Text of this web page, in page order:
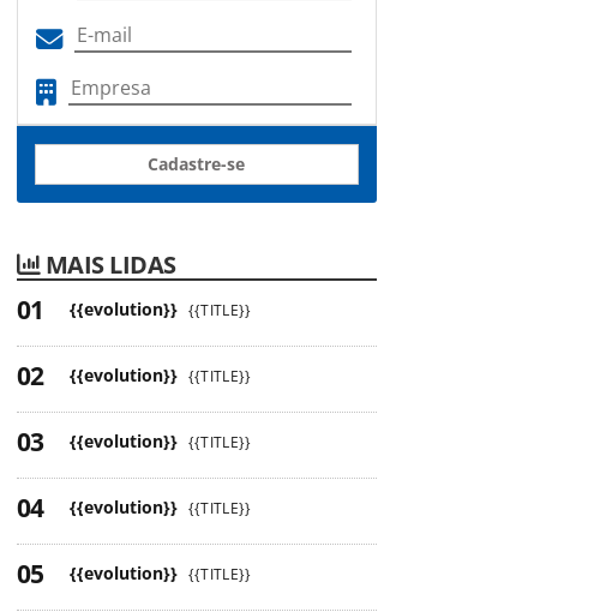
Cadastre-se
MAIS LIDAS
{{evolution}} {{TITLE}}
{{evolution}} {{TITLE}}
{{evolution}} {{TITLE}}
{{evolution}} {{TITLE}}
{{evolution}} {{TITLE}}